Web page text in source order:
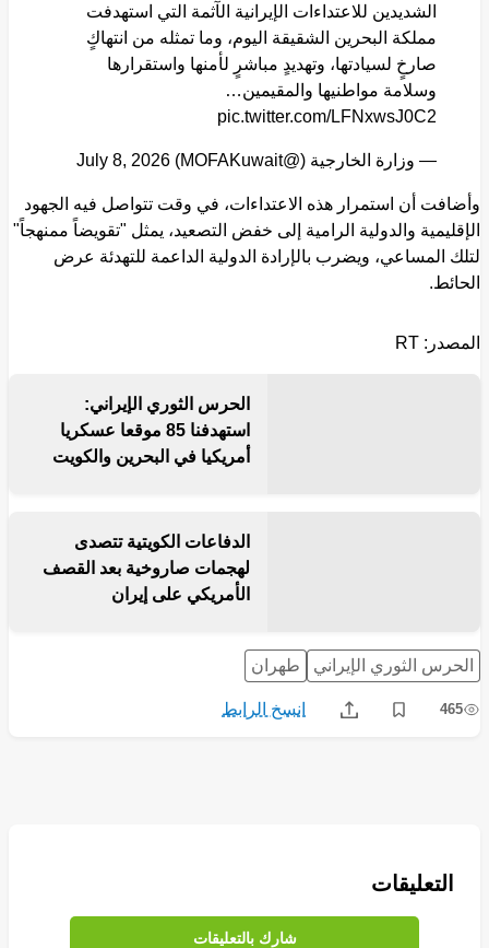
الشديدين للاعتداءات الإيرانية الآثمة التي استهدفت
مملكة البحرين الشقيقة اليوم، وما تمثله من انتهاكٍ
صارخٍ لسيادتها، وتهديدٍ مباشرٍ لأمنها واستقرارها
وسلامة مواطنيها والمقيمين…
pic.twitter.com/LFNxwsJ0C2
— وزارة الخارجية (@MOFAKuwait) July 8, 2026
وأضافت أن استمرار هذه الاعتداءات، في وقت تتواصل فيه الجهود
الإقليمية والدولية الرامية إلى خفض التصعيد، يمثل "تقويضاً ممنهجاً"
لتلك المساعي، ويضرب بالإرادة الدولية الداعمة للتهدئة عرض
الحائط.
المصدر: RT
الحرس الثوري الإيراني:
استهدفنا 85 موقعا عسكريا
أمريكيا في البحرين والكويت
الدفاعات الكويتية تتصدى
لهجمات صاروخية بعد القصف
الأمريكي على إيران
الحرس الثوري الإيراني طهران
465
Save post
Share انسخ الرابط
التعليقات
شارك بالتعليقات